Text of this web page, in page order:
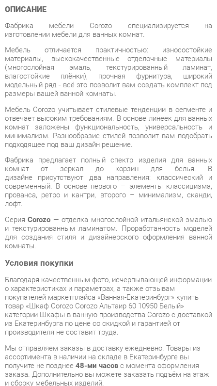
изготовлении мебели для ванных комнат.
материалы, выскокачественные отделочные материалы
(многослойная эмаль, текстурированный ламинат,
влагостойкие плёнки), прочная фурнитура, широкий
модельный ряд - всё это позволит вам создать комплект под
размеры вашей ванной комнаты.
Мебель Corozo учитывает стилевые тенденции в сегменте и
отвечает высоким требованиям. В основе линеек для ванных
комнат заложены функциональность, универсальность и
подходящее под ваш дизайн решение.
Фабрика предлагает полный спектр изделия для ванных
комнат от зеркал до корзин для белья. В
дизайне присутствуют два направления: классический и
современный. В основе первого – элементы классицизма,
прованса, ретро и кантри, второго – минимализм, сканди,
лофт.
Серия Corozo— отделка многослойной итальянской эмалью
и текстурированным ламинатом. Проработанность моделей
для создания стиля и дизайнерского оформления ванной
комнаты.
Условия покупки
Благодаря качественным фото, исчерпывающей информации
о характеристиках и параметрах, а также отзывам
товар «Шкаф Corozo Corozo Альтаир 60 10950 Белый»
из Екатеринбурга по цене со скидкой и гарантией от
производителя не составит труда.
Мы отправляем заказы в доставку ежедневно. Товары из
ассортимента в наличии на складе в Екатеринбурге вы
получите не позднее48-ми часовс момента оформления
заказа. Дополнительно вы можете заказать подъём на этаж
Срок доставки в другие регионы, и для товаров, находящихся
на складах производителей, рассчитывается индивидуально.
Уточнить наличие, срок и стоимость доставки вы можете
через формуобратной связи.